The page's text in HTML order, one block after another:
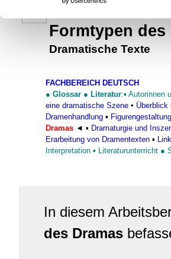
Formtypen des
Dramatische Texte
FACHBEREICH DEUTSCH
● Glossar ● Literatur:▪ Autorinnen
eine dramatische Szene ▪ Überblick
Dramenhandlung ▪ Figurengestaltung
Dramas ◄ ▪ Dramaturgie und
Erarbeitung von Dramentexten ▪
Interpretation ▪ Literaturunterricht ●
In diesem
des Dramas